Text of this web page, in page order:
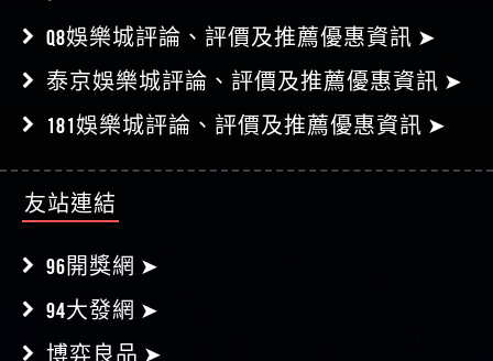
泰京娛樂城評論、評價及推薦優惠資訊 ➤
181娛樂城評論、評價及推薦優惠資訊 ➤
96開獎網 ➤
94大發網 ➤
博弈良品 ➤
阿翔博弈 ➤